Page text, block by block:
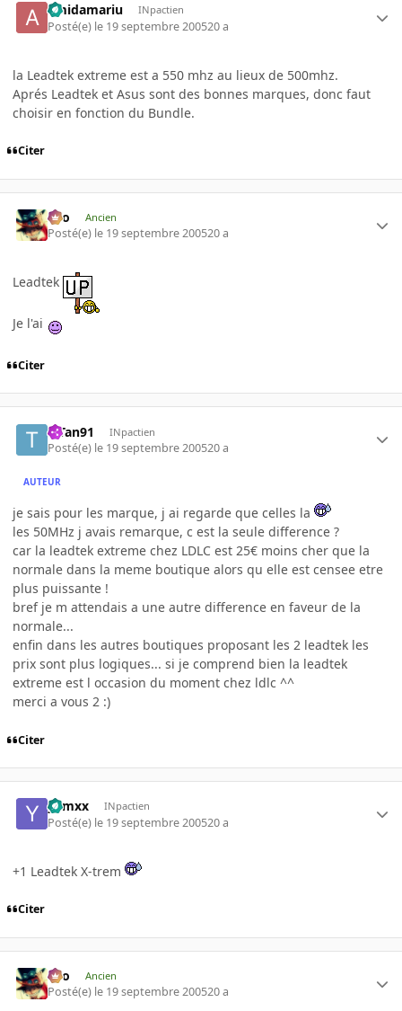
amidamariu INpactien
Posté(e) le 19 septembre 200520 a
la Leadtek extreme est a 550 mhz au lieux de 500mhz.
Aprés Leadtek et Asus sont des bonnes marques, donc faut
choisir en fonction du Bundle.
Citer
eYo Ancien
Posté(e) le 19 septembre 200520 a
Leadtek
Je l'ai
Citer
TiTan91 INpactien
Posté(e) le 19 septembre 200520 a
AUTEUR
je sais pour les marque, j ai regarde que celles la
les 50MHz j avais remarque, c est la seule difference ?
car la leadtek extreme chez LDLC est 25€ moins cher que la
normale dans la meme boutique alors qu elle est censee etre
plus puissante !
bref je m attendais a une autre difference en faveur de la
normale...
enfin dans les autres boutiques proposant les 2 leadtek les
prix sont plus logiques... si je comprend bien la leadtek
extreme est l occasion du moment chez ldlc ^^
merci a vous 2 :)
Citer
yamxx INpactien
Posté(e) le 19 septembre 200520 a
+1 Leadtek X-trem
Citer
eYo Ancien
Posté(e) le 19 septembre 200520 a